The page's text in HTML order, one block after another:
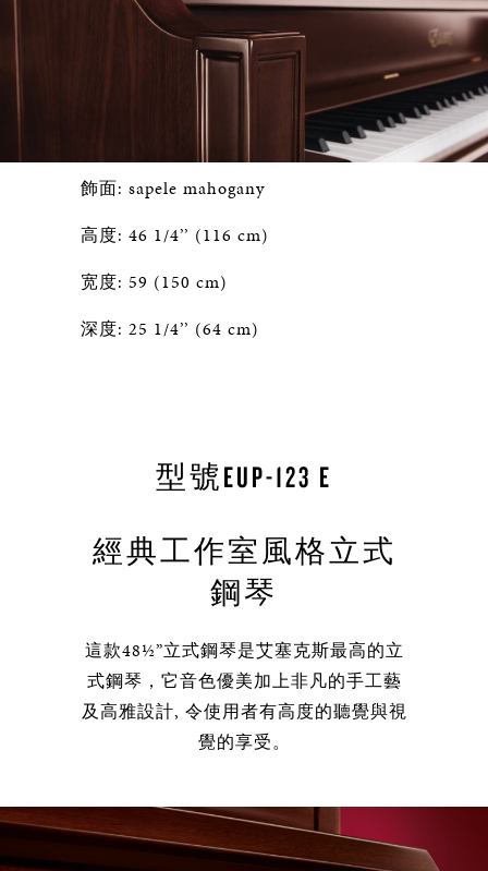
飾面: sapele mahogany
高度: 46 1/4’’ (116 cm)
宽度: 59 (150 cm)
深度: 25 1/4’’ (64 cm)
型號EUP-123 E
經典工作室風格立式
鋼琴
這款48½”立式鋼琴是艾塞克斯最高的立
式鋼琴，它音色優美加上非凡的手工藝
及高雅設計, 令使用者有高度的聽覺與視
覺的享受。